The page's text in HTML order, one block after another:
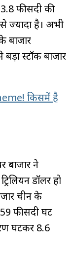
फीसदी की
ज्यादा है। अभी
बाजार
स्टॉक बाजार
किसमें है
बाजार ने
डॉलर हो
चीन के
फीसदी घट
घटकर 8.6